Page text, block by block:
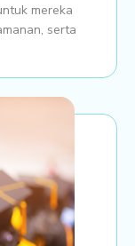
mereka
serta